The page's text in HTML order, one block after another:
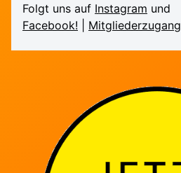
Folgt uns auf Instagram und
Facebook!
Mitglieder­zugang